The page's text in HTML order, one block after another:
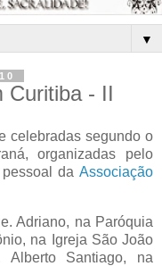
▼
Curitiba - II
celebradas segundo o
organizadas pelo
da Associação
Adriano, na Paróquia
na Igreja São João
Santiago, na